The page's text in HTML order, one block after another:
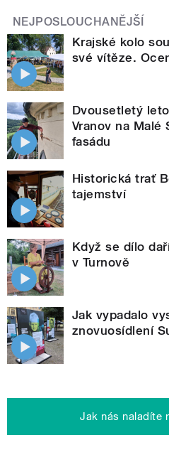
NEJPOSLOUCHANĚJŠÍ
Krajské kolo
své vítěze.
Dvousetletý
Vranov na Malé
fasádu
Historická trať
tajemství
Když se dílo
v Turnově
Jak vypadalo
znovuosídlení
Jak nás naladíte